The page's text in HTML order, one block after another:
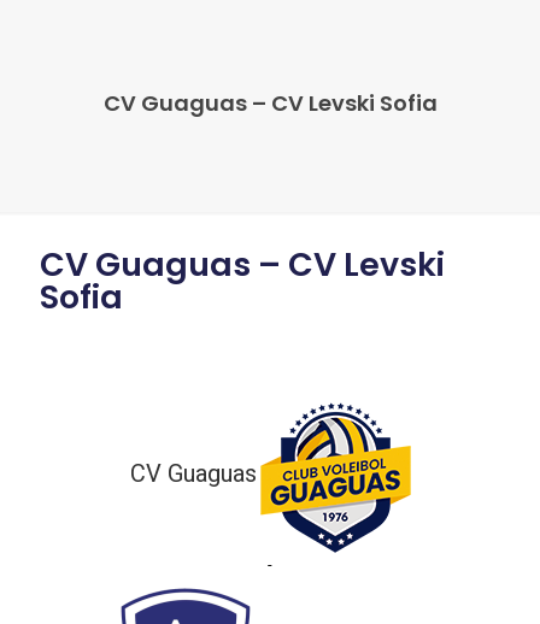
CV Guaguas – CV Levski Sofia
CV Guaguas – CV Levski
Sofia
CV Guaguas
-